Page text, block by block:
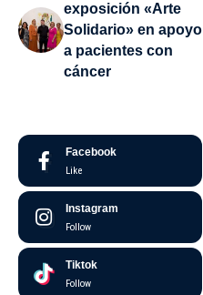
exposición «Arte
Solidario» en apoyo
a pacientes con
cáncer
Facebook
Like
Instagram
Follow
Tiktok
Follow